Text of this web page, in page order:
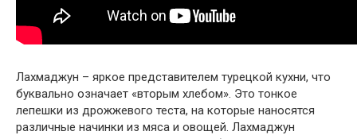
Лахмаджун – яркое представителем турецкой кухни, что
буквально означает «вторым хлебом». Это тонкое
лепешки из дрожжевого теста, на которые наносятся
различные начинки из мяса и овощей. Лахмаджун